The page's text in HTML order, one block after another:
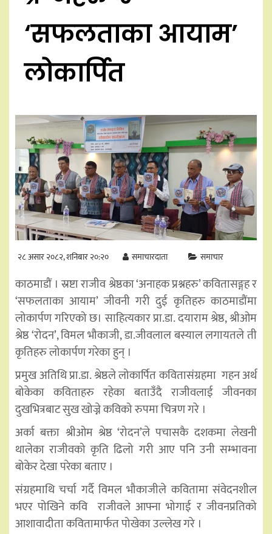
‘सफलताका आयाम’
लोकार्पित
२८ असार २०८२, शनिबार २०:२० समाचारदाता समाचार
काठमाडौं । स्रष्टा राजीव श्रेष्ठका ‘अनाहक प्रश्नहरु’ कवितासङ्गह र
‘सफलताका आयाम’ जीवनी गरी दुई कृतिहरु काठमाडौंमा
लोकार्पण गरिएको छ। साहित्यकार प्रा.डा. दयाराम श्रेष्ठ, श्रीओम
श्रेष्ठ ‘रोदन’, विमल भौकाजी, डा.जीवलाल बस्याल लगायतले ती
कृतिहरु लोकार्पण गरेका हुन् ।
प्रमुख अतिथि प्रा.डा. श्रेष्ठले लोकार्पित कवितासंग्रहमा गहन अर्थ
बोकेका कविताहरु रहेका बताउँदै राजीवलाई जीवनका
दुखभित्रबाट सुख खोज्ने कविको रुपमा चित्रण गरे ।
अर्का बक्ता श्रीओम श्रेष्ठ ‘रोदन’ले पचासकै दशकमा लेखनी
थालेका राजीवको कृति ढिलो गरी आए पनि उनी सम्भावना
बोकेर देखा परेका बताए ।
संग्रहमाथि चर्चा गर्दै विमल भौकाजीले कवितामा संवेदनशील
भएर पोखिने कवि राजीवले आफ्ना भोगाई र जीवनप्रतिको
आशावादीता कवितामार्फत पोखेका उल्लेख गरे ।